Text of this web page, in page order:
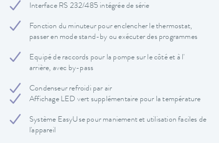
Interface RS 232/485 intégrée de série
Fonction du minuteur pour enclencher le thermostat,
passer en mode stand-by ou exécuter des programmes
Equipé de raccords pour la pompe sur le côté et à l'
arrière, avec by-pass
Condenseur refroidi par air
Affichage LED vert supplémentaire pour la température
Système EasyUse pour maniement et utilisation faciles de
l'appareil